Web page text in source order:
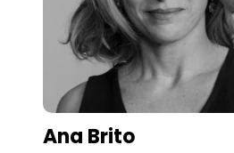
Ana Brito